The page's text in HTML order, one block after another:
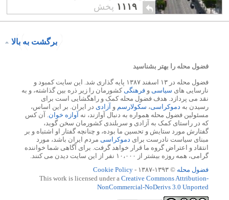
۱۱۱۹ پخش
برگشت به بالا
فضول محله را بهتر بشناسید
فضول محله در ۱۳ اسفند ۱۳۸۷ پایه گذاری شد. این سایت کمبود و
نارسایی های سیاسی و فرهنگی کشورمان را زیر ذره بین گذاشته، و به
نقد می پردازد. هدف فضول محله کمک و راهگشایی است برای
رسیدن به دموکراسی، سکولارسم و آزادی در ایران. بر این اساس،
مسئولین فضول محله همواره به دنبال آوازند، نه آوازه خوان . آن کس
که در راستای کمک به آزادی و سربلندی کشورمان سخن گوید،
گفتارش مورد ستایش و تحسین ما بوده، و چنانچه گفتار او اشتباه و بر
مبنای سیاست نادرست برای دموکراسی مردم ایران باشد، مورد
انتقاد و اعتراض گروه ما قرار خواهد گرفت. برای آگاهی شما خواننده
گرامی، همه روزه بیشتر از ۱۰،۰۰۰ نفر از این سایت دیدن می کنند.
فضول محله © ۱۳۹۳-۱۳۸۷ -
Cookie Policy
This work is licensed under a Creative Commons Attribution-
NonCommercial-NoDerivs 3.0 Unported